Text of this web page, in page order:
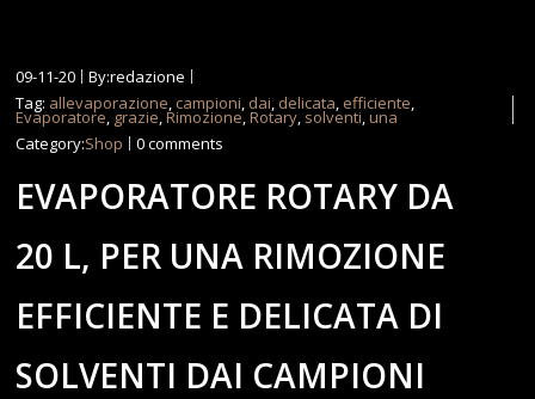
09-11-20
By:redazione
Tag: allevaporazione, campioni, dai, delicata, efficiente,
Evaporatore, grazie,Rimozione,Rotary, solventi,una
Category:Shop 0 comments
EVAPORATORE ROTARY DA
20 L, PER UNA RIMOZIONE
EFFICIENTE E DELICATA DI
SOLVENTI DAI CAMPIONI